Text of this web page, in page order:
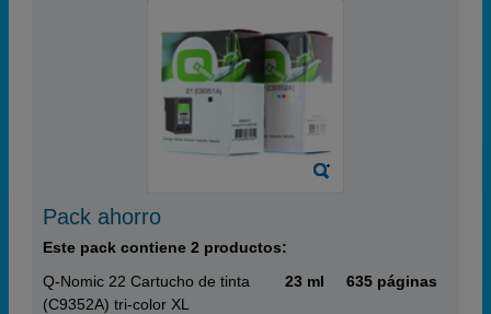
Pack ahorro
Este pack contiene 2 productos:
Q-Nomic 22 Cartucho de tinta
(C9352A) tri-color XL
23 ml 635 páginas